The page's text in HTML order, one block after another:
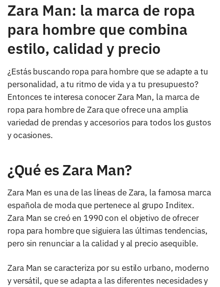
Zara Man: la marca de ropa
para hombre que combina
estilo, calidad y precio
¿Estás buscando ropa para hombre que se adapte a tu
personalidad, a tu ritmo de vida y a tu presupuesto?
Entonces te interesa conocer Zara Man, la marca de
ropa para hombre de Zara que ofrece una amplia
variedad de prendas y accesorios para todos los gustos
y ocasiones.
¿Qué es Zara Man?
Zara Man es una de las líneas de Zara, la famosa marca
española de moda que pertenece al grupo Inditex.
Zara Man se creó en 1990 con el objetivo de ofrecer
ropa para hombre que siguiera las últimas tendencias,
pero sin renunciar a la calidad y al precio asequible.
Zara Man se caracteriza por su estilo urbano, moderno
y versátil, que se adapta a las diferentes necesidades y